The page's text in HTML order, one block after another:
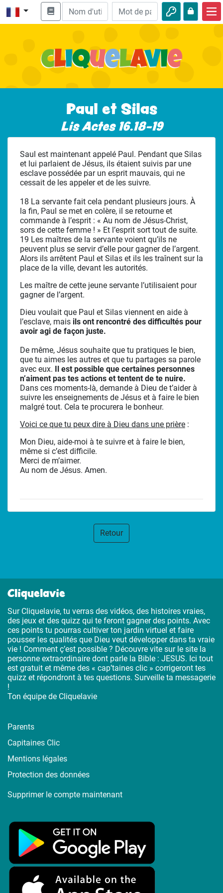
Enseignement biblique
Nature
Aventures
Loisirs
Paul et Silas
Lis Actes 16.18-19
Saul est maintenant appelé Paul. Pendant que Silas
et lui parlaient de Jésus, ils étaient suivis par une
esclave possédée par un esprit mauvais, qui ne
cessait de les appeler et de les suivre.
18 La servante fait cela pendant plusieurs jours. À
la fin, Paul se met en colère, il se retourne et
commande à l’esprit : « Au nom de Jésus-Christ,
sors de cette femme ! » Et l’esprit sort tout de suite.
19 Les maîtres de la servante voient qu’ils ne
peuvent plus se servir d’elle pour gagner de l’argent.
Alors ils arrêtent Paul et Silas et ils les traînent sur la
place de la ville, devant les autorités.
Les maître de cette jeune servante l’utilisaient pour
gagner de l’argent.
Dieu voulait que Paul et Silas viennent en aide à
l’esclave, mais ils ont rencontré des difficultés pour
avoir agi de façon juste.
De même, Jésus souhaite que tu pratiques le bien,
que tu aimes les autres et que tu partages sa parole
avec eux. Il est possible que certaines personnes
n’aiment pas tes actions et tentent de te nuire.
Dans ces moments-là, demande à Dieu de t’aider à
suivre les enseignements de Jésus et à faire le bien
malgré tout. Cela te procurera le bonheur.
Voici ce que tu peux dire à Dieu dans une prière :
Mon Dieu, aide-moi à te suivre et à faire le bien,
même si c’est difficile.
Merci de m’aimer.
Au nom de Jésus. Amen.
Retour
Cliquelavie
Sur Cliquelavie, tu verras des vidéos, des histoires vraies,
des jeux et des quizz qui te feront gagner des points. Avec
ces points tu pourras cultiver ton jardin virtuel et faire
pousser les qualités que Dieu veut développer dans ta vraie
vie ! Comment ç’est possible ? Découvre vite sur le site la
personne extraordinaire dont parle la Bible : JESUS. Ici tout
est gratuit et même des « cap’taines clic » corrigeront tes
quizz et répondront à tes questions. Surveille ta messagerie
!
Ton équipe de Cliquelavie
Parents
Capitaines Clic
Mentions légales
Protection des données
Supprimer le compte maintenant